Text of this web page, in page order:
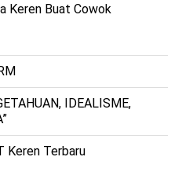
Keren Buat Cowok
IDEALISME,
Keren Terbaru